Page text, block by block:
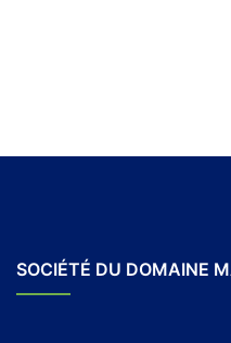
SOCIÉTÉ DU DOMAINE